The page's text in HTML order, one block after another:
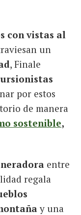
con vistas al
un
, Finale
por estos
de manera
sostenible,
entre
regala
y una